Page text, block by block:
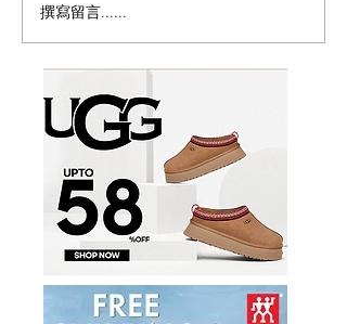
历史新低！Samsonite 新
秀丽 Winfield 2 全PC
20+28寸 黑色拉杆行李箱2
件套1.7折
撰寫留言......